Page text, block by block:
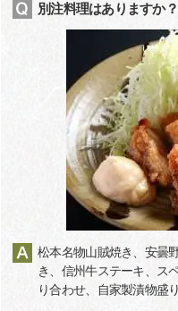
別注料理はありますか？
松本名物山賊焼き、安曇
き、信州牛ステーキ、ス
り合わせ、自家製漬物盛